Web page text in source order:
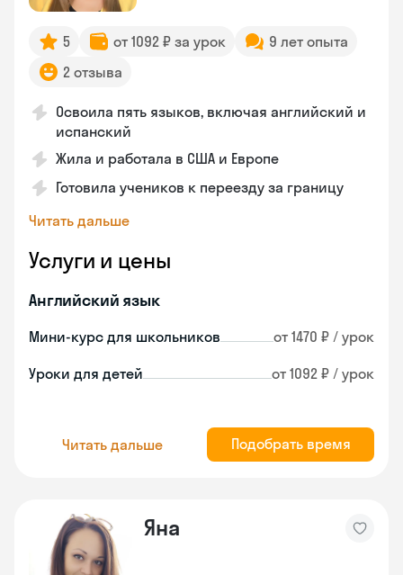
5 от 1092 ₽ за урок
9 лет опыта
2 отзыва
Освоила пять языков, включая английский и
испанский
Жила и работала в США и Европе
Готовила учеников к переезду за границу
Читать дальше
Услуги и цены
Английский язык
Мини-курс для школьников от 1470 ₽ / урок
Уроки для детей от 1092 ₽ / урок
Читать дальше Подобрать время
Яна